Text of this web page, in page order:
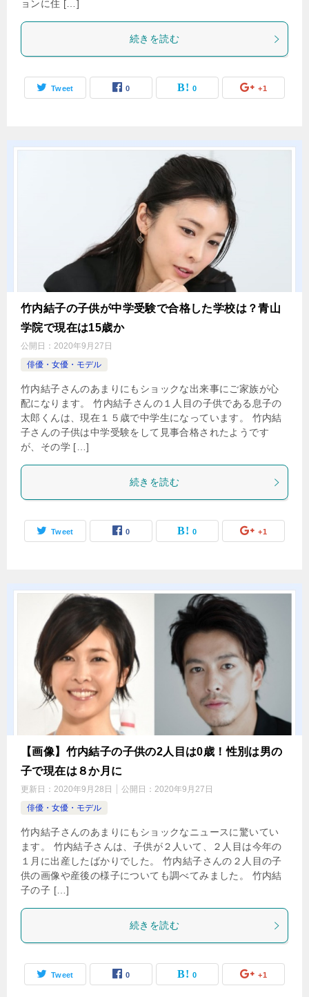
ョンに住 […]
続きを読む
Tweet 0 0 +1
竹内結子の子供が中学受験で合格した学校は？青山
学院で現在は15歳か
公開日： 2020年9月27日
俳優・女優・モデル
竹内結子さんのあまりにもショックな出来事にご家族が心
配になります。 竹内結子さんの１人目の子供である息子の
太郎くんは、現在１５歳で中学生になっています。 竹内結
子さんの子供は中学受験をして見事合格されたようです
が、その学 […]
続きを読む
Tweet 0 0 +1
【画像】竹内結子の子供の2人目は0歳！性別は男の
子で現在は８か月に
更新日： 2020年9月28日 公開日： 2020年9月27日
俳優・女優・モデル
竹内結子さんのあまりにもショックなニュースに驚いてい
ます。 竹内結子さんは、子供が２人いて、２人目は今年の
１月に出産したばかりでした。 竹内結子さんの２人目の子
供の画像や産後の様子についても調べてみました。 竹内結
子の子 […]
続きを読む
Tweet 0 0 +1